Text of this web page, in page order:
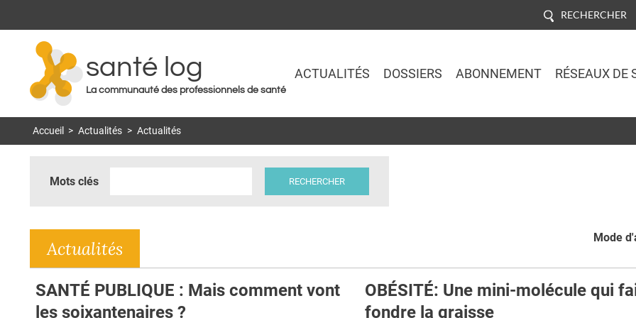
RECHERCHER
santé log
La communauté des professionnels de santé
ACTUALITÉS DOSSIERS ABONNEMENT RÉSEAUX DE
Accueil > Actualités > Actualités
Mots clés
Mode
Actualités
SANTÉ PUBLIQUE : Mais comment vont
les soixantenaires ?
OBÉSITÉ: Une mini-molécule qui
fondre la graisse